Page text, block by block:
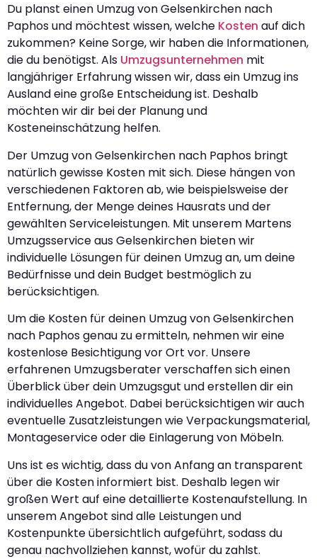
Du planst einen Umzug von Gelsenkirchen nach
Paphos und möchtest wissen, welche Kosten auf dich
zukommen? Keine Sorge, wir haben die Informationen,
die du benötigst. Als Umzugsunternehmen mit
langjähriger Erfahrung wissen wir, dass ein Umzug ins
Ausland eine große Entscheidung ist. Deshalb
möchten wir dir bei der Planung und
Kosteneinschätzung helfen.
Der Umzug von Gelsenkirchen nach Paphos bringt
natürlich gewisse Kosten mit sich. Diese hängen von
verschiedenen Faktoren ab, wie beispielsweise der
Entfernung, der Menge deines Hausrats und der
gewählten Serviceleistungen. Mit unserem Martens
Umzugsservice aus Gelsenkirchen bieten wir
individuelle Lösungen für deinen Umzug an, um deine
Bedürfnisse und dein Budget bestmöglich zu
berücksichtigen.
Um die Kosten für deinen Umzug von Gelsenkirchen
nach Paphos genau zu ermitteln, nehmen wir eine
kostenlose Besichtigung vor Ort vor. Unsere
erfahrenen Umzugsberater verschaffen sich einen
Überblick über dein Umzugsgut und erstellen dir ein
individuelles Angebot. Dabei berücksichtigen wir auch
eventuelle Zusatzleistungen wie Verpackungsmaterial,
Montageservice oder die Einlagerung von Möbeln.
Uns ist es wichtig, dass du von Anfang an transparent
über die Kosten informiert bist. Deshalb legen wir
großen Wert auf eine detaillierte Kostenaufstellung. In
unserem Angebot sind alle Leistungen und
Kostenpunkte übersichtlich aufgeführt, sodass du
genau nachvollziehen kannst, wofür du zahlst.